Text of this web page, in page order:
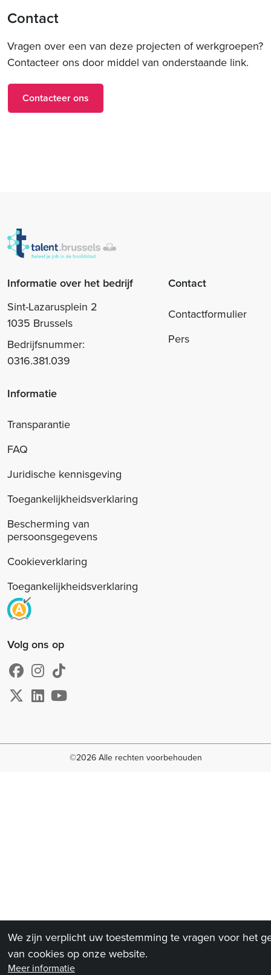
Contact
Vragen over een van deze projecten of werkgroepen?
Contacteer ons door middel van onderstaande link.
Contacteer ons
Informatie over het bedrijf
Sint-Lazarusplein 2
1035 Brussels
Bedrijfsnummer:
0316.381.039
Contact
Contactformulier
Pers
Informatie
Transparantie
FAQ
Juridische kennisgeving
Toegankelijkheidsverklaring
Bescherming van
persoonsgegevens
Cookieverklaring
Toegankelijkheidsverklaring
Volg ons op
©2026 Alle rechten voorbehouden
We zijn verplicht uw toestemming te vragen voor het
van cookies op onze website.
Meer informatie